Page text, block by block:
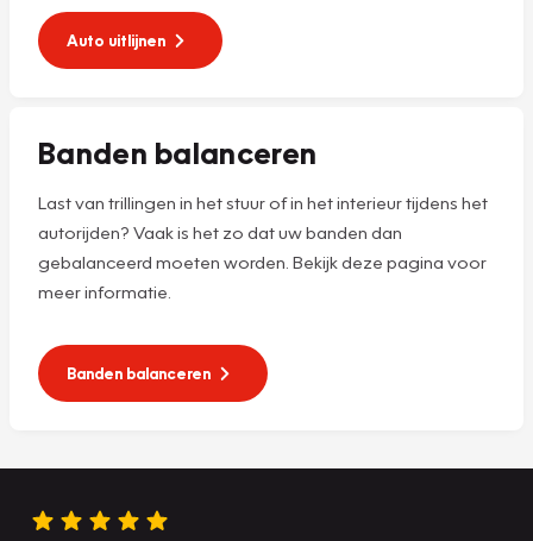
Auto uitlijnen
Banden balanceren
Last van trillingen in het stuur of in het interieur tijdens het
autorijden? Vaak is het zo dat uw banden dan
gebalanceerd moeten worden. Bekijk deze pagina voor
meer informatie.
Banden balanceren